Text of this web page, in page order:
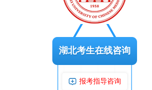
湖北考生在线咨询
报考指导咨询